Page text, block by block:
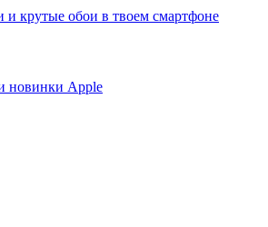
и крутые обои в твоем смартфоне
новинки Apple